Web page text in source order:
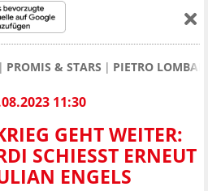
PROMIS & STARS PIETRO
11:30
GEHT WEITER:
SCHIESST ERNEUT G
ENGELS